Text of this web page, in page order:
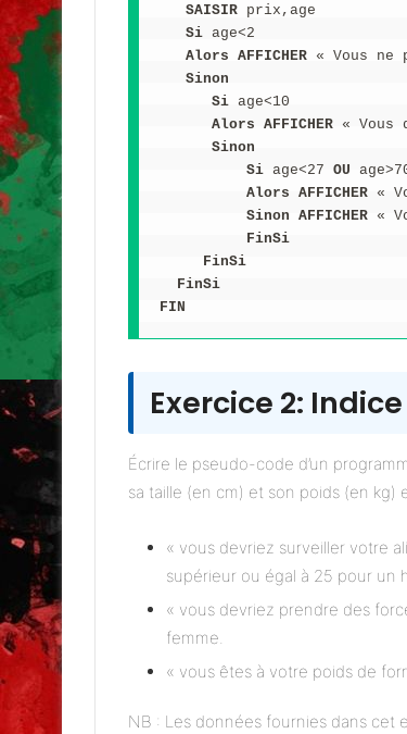
   SAISIR
prix,age
   Si
age<2
   Alors
AFFICHER « Vous ne
   Sinon
Si age<10
      Alors
AFFICHER « Vous
      Sinon
          Si
age<27 OU
          Alors
AFFICHER «
          Sinon
AFFICHER «
          FinSi
FinSi
  FinSi
FIN
Exercice 2:
Écrire le pseudo-code d’un
sa taille (en cm) et son poids (en kg)
« vous devriez surveiller votre
supérieur ou égal à 25 pour un
« vous devriez prendre des
femme.
« vous êtes à votre poids de
NB : Les données fournies dans cet